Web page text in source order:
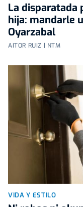
La disparatada
hija: mandarle
Oyarzabal
AITOR RUIZ | NTM
VIDA Y ESTILO